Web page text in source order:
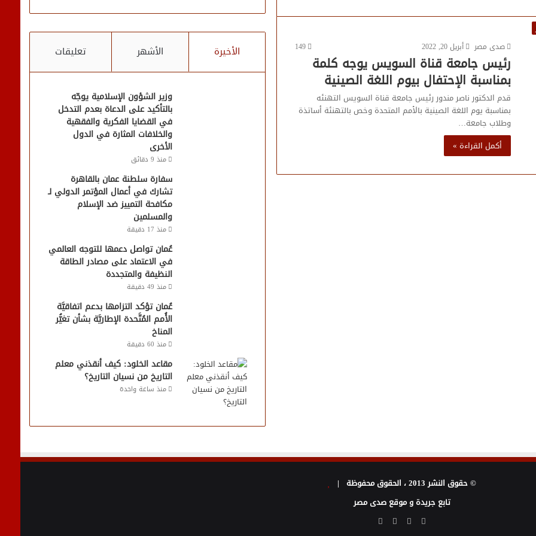
صدى مصر
أبريل 20, 2022 149
رئيس جامعة قناة السويس يوجه كلمة
بمناسبة الإحتفال بيوم اللغة الصينية
قدم الدكتور ناصر مندور رئيس جامعة قناة السويس التهنئه
بمناسبة يوم اللغة الصينية بالأمم المتحدة وخص بالتهنئة أساتذة
وطلاب جامعة…
أكمل القراءة »
الأخيرة الأشهر تعليقات
وزير الشؤون الإسلامية يوجّه
بالتأكيد على الدعاة بعدم التدخل
في القضايا الفكرية والفقهية
والخلافات المثارة في الدول
الأخرى
منذ 9 دقائق
سفارة سلطنة عمان بالقاهرة
تشارك في أعمال المؤتمر الدولي لـ
مكافحة التمييز ضد الإسلام
والمسلمين
منذ 17 دقيقة
عُمان تواصل دعمها للتوجه العالمي
في الاعتماد على مصادر الطاقة
النظيفة والمتجددة
منذ 49 دقيقة
عُمان تؤكد التزامها بدعم اتفاقيَّة
الأُمم المُتَّحدة الإطاريَّة بشأن تغيُّر
المناخ
منذ 60 دقيقة
مقاعد الخلود: كيف أنقذني معلم
التاريخ من نسيان التاريخ؟
منذ ساعة واحدة
© حقوق النشر 2013 ، الحقوق محفوظة |
تابع جريدة و موقع صدى مصر
فيسبوك
تويتر يوتيوب